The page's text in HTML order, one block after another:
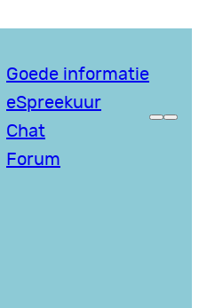
Goede informatie
eSpreekuur
Chat
Forum